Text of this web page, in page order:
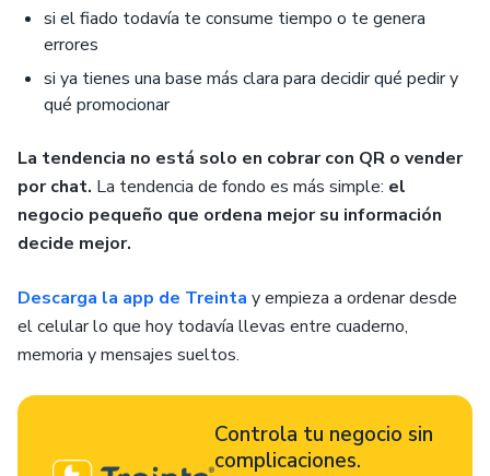
si el fiado todavía te consume tiempo o te genera
errores
si ya tienes una base más clara para decidir qué pedir y
qué promocionar
La tendencia no está solo en cobrar con QR o vender
por chat. La tendencia de fondo es más simple: el
negocio pequeño que ordena mejor su información
decide mejor.
Descarga la app de Treinta y empieza a ordenar desde
el celular lo que hoy todavía llevas entre cuaderno,
memoria y mensajes sueltos.
Controla tu negocio sin
complicaciones.